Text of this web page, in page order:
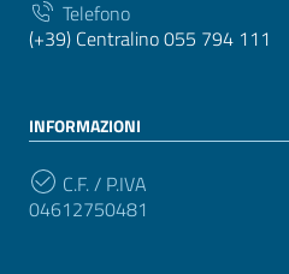
Telefono
(+39) Centralino 055 794 111
INFORMAZIONI
C.F. / P.IVA
04612750481